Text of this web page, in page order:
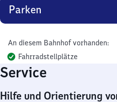
Parken
An diesem Bahnhof vorhanden:
Fahrradstellplätze
Service
Hilfe und Orientierung